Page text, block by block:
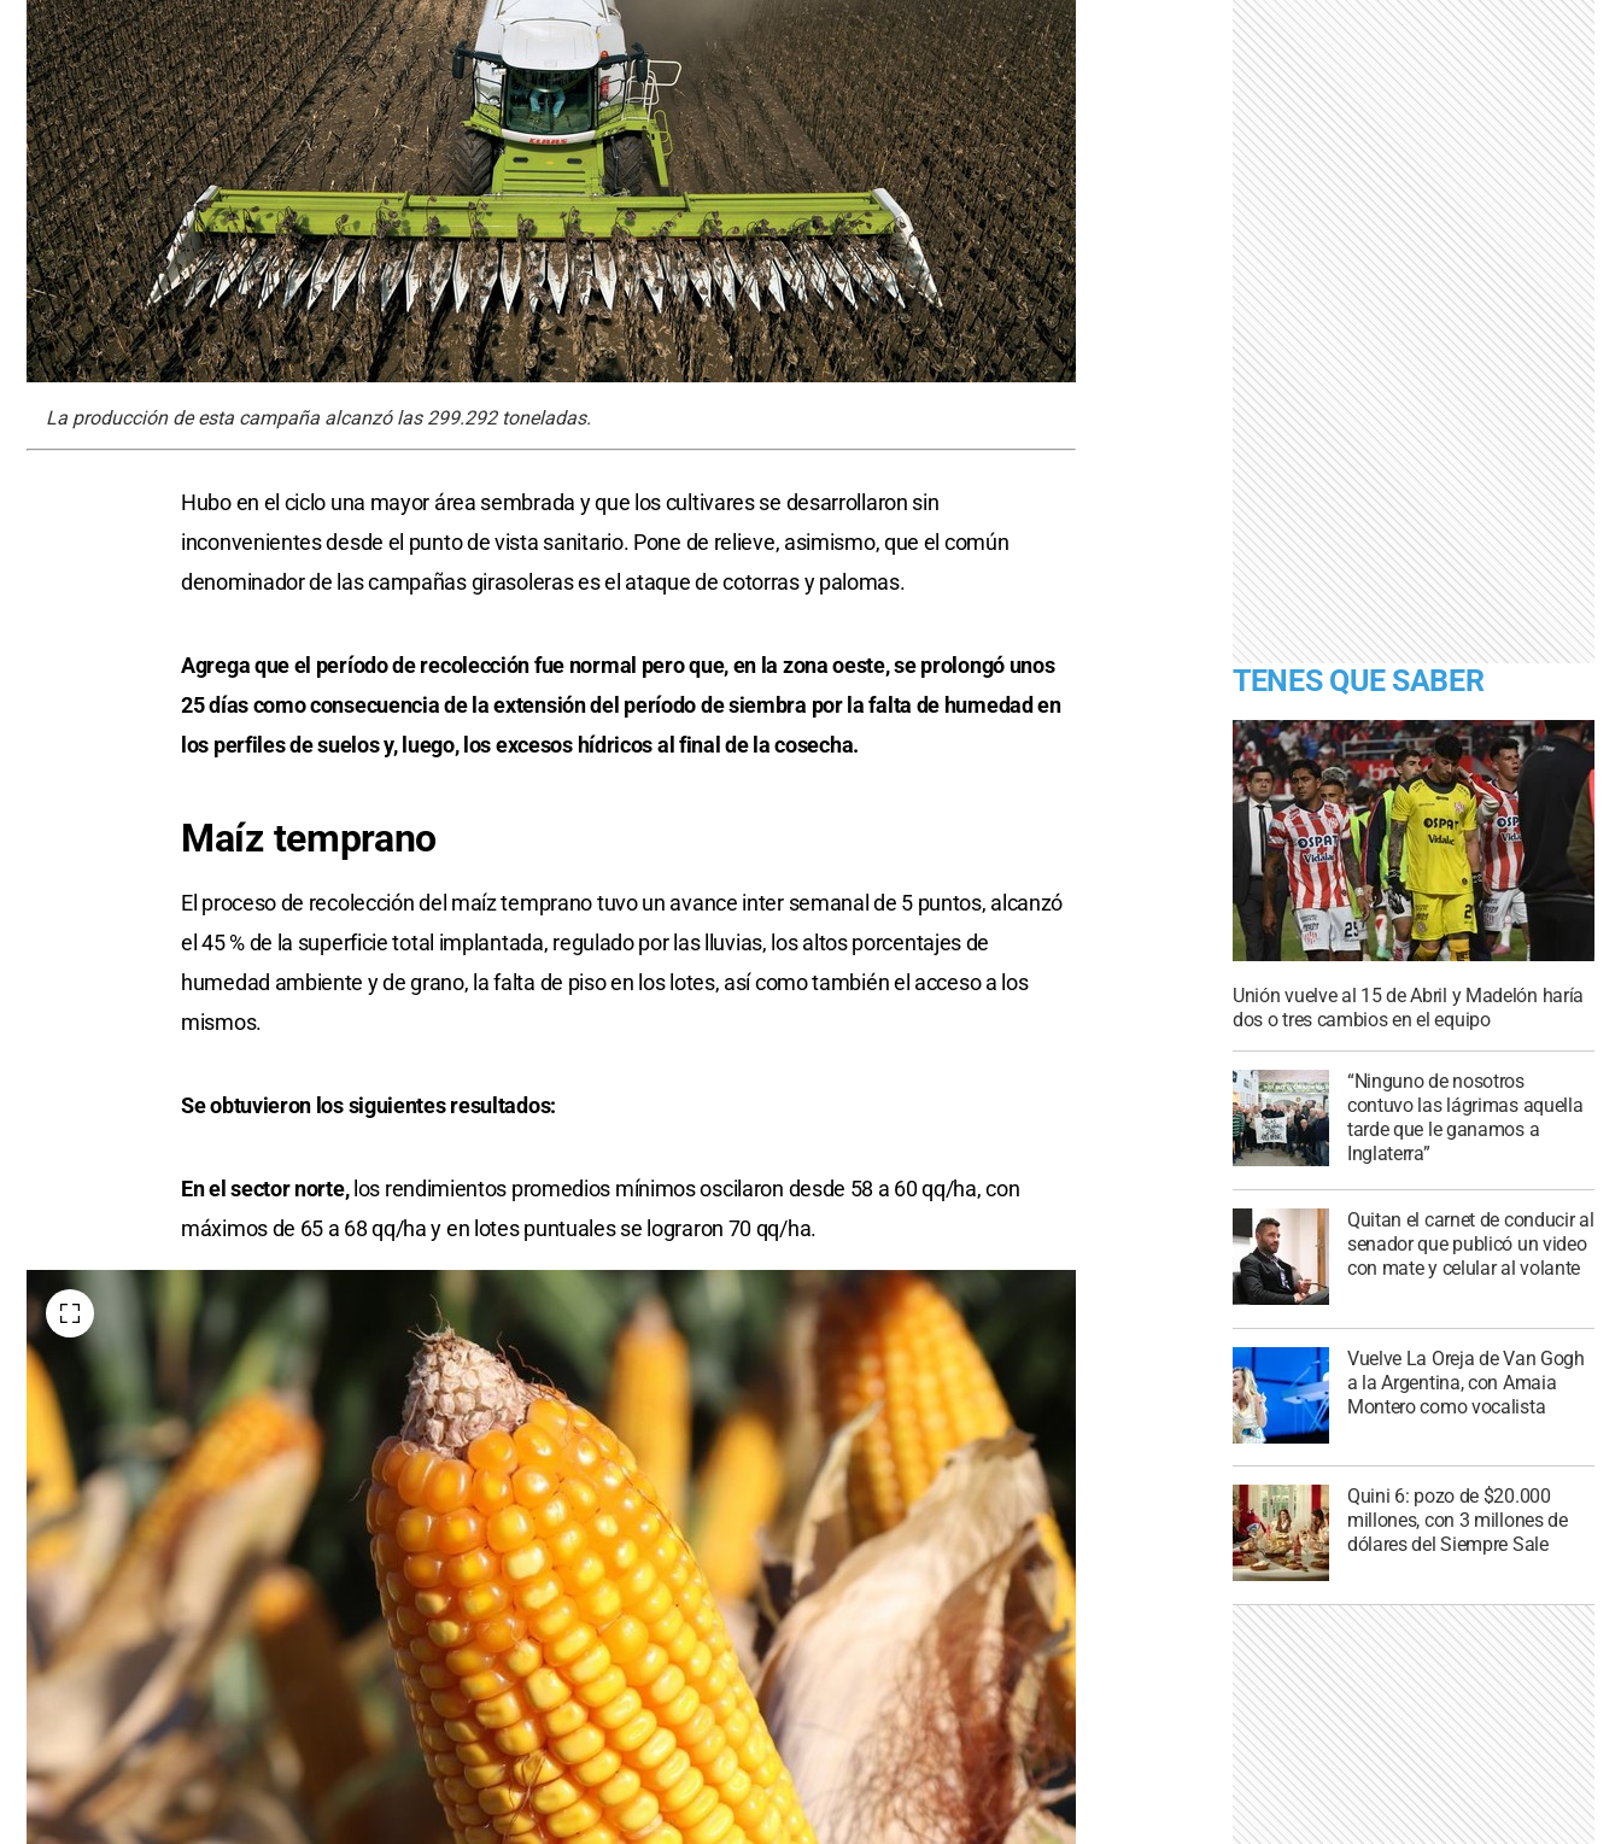
La producción de esta campaña alcanzó las 299.292 toneladas.
Hubo en el ciclo una mayor área sembrada y que los cultivares se desarrollaron sin
inconvenientes desde el punto de vista sanitario. Pone de relieve, asimismo, que el común
denominador de las campañas girasoleras es el ataque de cotorras y palomas.
Agrega que el período de recolección fue normal pero que, en la zona oeste, se prolongó unos
25 días como consecuencia de la extensión del período de siembra por la falta de humedad en
los perfiles de suelos y, luego, los excesos hídricos al final de la cosecha.
Maíz temprano
El proceso de recolección del maíz temprano tuvo un avance inter semanal de 5 puntos, alcanzó
el 45 % de la superficie total implantada, regulado por las lluvias, los altos porcentajes de
humedad ambiente y de grano, la falta de piso en los lotes, así como también el acceso a los
mismos.
Se obtuvieron los siguientes resultados:
En el sector norte, los rendimientos promedios mínimos oscilaron desde 58 a 60 qq/ha, con
máximos de 65 a 68 qq/ha y en lotes puntuales se lograron 70 qq/ha.
TENES QUE SABER
Unión vuelve al 15 de Abril y Madelón haría
dos o tres cambios en el equipo
“Ninguno de nosotros
contuvo las lágrimas aquella
tarde que le ganamos a
Inglaterra”
Quitan el carnet de conducir al
senador que publicó un video
con mate y celular al volante
Vuelve La Oreja de Van Gogh
a la Argentina, con Amaia
Montero como vocalista
Quini 6: pozo de $20.000
millones, con 3 millones de
dólares del Siempre Sale